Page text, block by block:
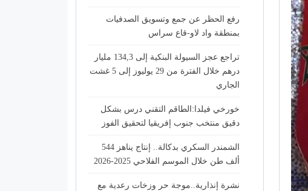
رفع الحظر عن جمع وتسويق الصدفيات
بمنطقة واد لاو-قاع سراس
تراجع عجز السيولة البنكية إلى 134,3 مليار
درهم خلال الفترة من 29 يوليوز إلى 5 غشت
الجاري
خورخي فيلدا:الطاقم التقني درس بشكل
دقيق منتخب جنوب إفريقيا لتحقيق الفوز
الشمندر السكري بدكالة.. إنتاج يناهز 544
ألف طن خلال الموسم الفلاحي 2025-2026
نشرة إنذارية..موجة حر وزخات رعدية مع